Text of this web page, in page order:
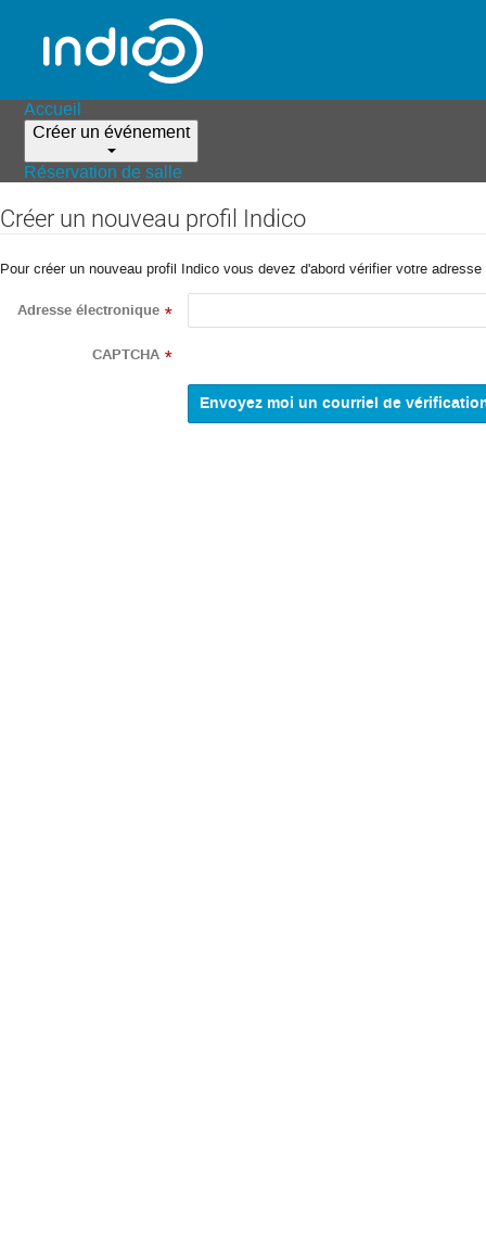
Accueil
Créer un événement
Réservation de salle
Créer un nouveau profil Indico
Pour créer un nouveau profil Indico vous devez d'abord vérifier votre
Adresse électronique *
CAPTCHA *